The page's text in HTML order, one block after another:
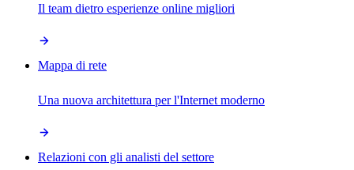
Il team dietro esperienze online migliori
Mappa di rete
Una nuova architettura per l'Internet moderno
Relazioni con gli analisti del settore